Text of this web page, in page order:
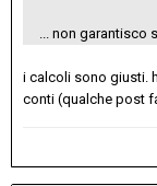
... non
i calcoli sono giusti.
conti (qualche post